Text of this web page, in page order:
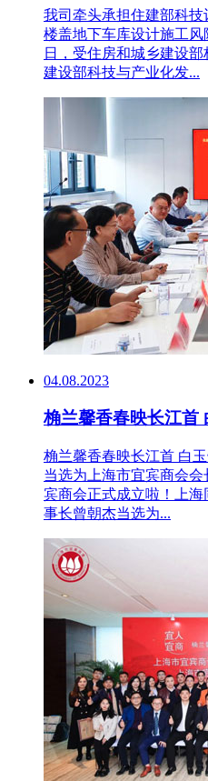
我司牵头承担住建部科
楼盖地下车库设计施工风
日，受住房和城乡建设
建设部科技与产业化发...
04.08.2023
桷兰馨香春映长江首
桷兰馨香春映长江首 白
当选为上海市宜宾商会
宾商会正式成立啦！上
事长曾朝杰当选为...